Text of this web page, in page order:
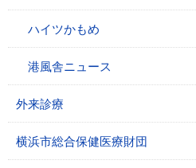
ハイツかもめ
港風舎ニュース
外来診療
横浜市総合保健医療財団